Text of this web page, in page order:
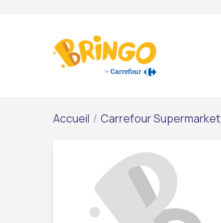
Accueil / Carrefour Supermarket